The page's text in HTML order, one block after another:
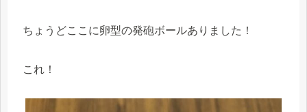
ちょうどここに卵型の発砲ボールありました！
これ！